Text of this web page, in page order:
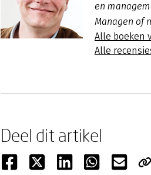
en
Managen of
Alle boeken
Alle
Deel dit artikel